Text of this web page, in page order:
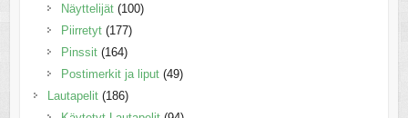
Näyttelijät (100)
Piirretyt (177)
Pinssit (164)
Postimerkit ja liput (49)
Lautapelit (186)